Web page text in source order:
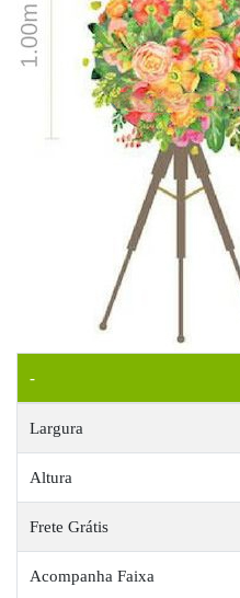
-
Largura
Altura
Frete Grátis
Acompanha Faixa